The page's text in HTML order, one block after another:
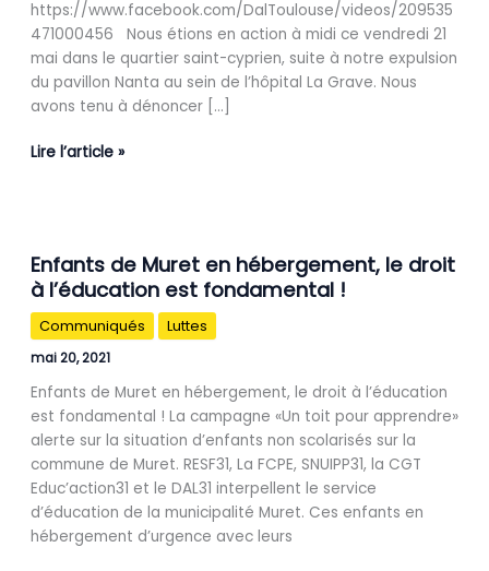
https://www.facebook.com/DalToulouse/videos/209535
471000456 Nous étions en action à midi ce vendredi 21
mai dans le quartier saint-cyprien, suite à notre expulsion
du pavillon Nanta au sein de l’hôpital La Grave. Nous
avons tenu à dénoncer […]
la
dernière
famille
Lire l’article »
Enfants de Muret en hébergement, le droit
à l’éducation est fondamental !
Communiqués Luttes
mai 20, 2021
Enfants de Muret en hébergement, le droit à l’éducation
est fondamental ! La campagne «Un toit pour apprendre»
alerte sur la situation d’enfants non scolarisés sur la
commune de Muret. RESF31, La FCPE, SNUIPP31, la CGT
Educ’action31 et le DAL31 interpellent le service
d’éducation de la municipalité Muret. Ces enfants en
hébergement d’urgence avec leurs
de
Muret
en
hébergement,
le
droit
à
l’éducation
est
fondamental
!